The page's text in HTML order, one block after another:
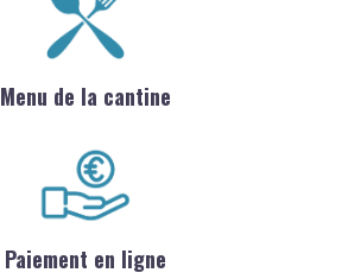
Menu de la cantine
Paiement en ligne